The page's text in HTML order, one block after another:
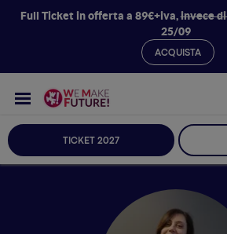
Full Ticket in offerta a 89€+iva,invece
25/09
ACQUISTA
TICKET 2027